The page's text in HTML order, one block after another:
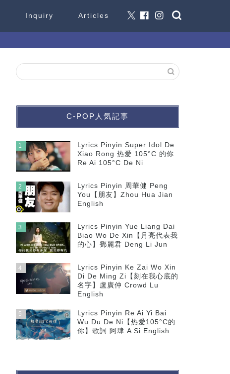
Inquiry Articles
C-POP人気記事
1
Lyrics Pinyin Super Idol De
Xiao Rong 热爱 105°C 的你
Re Ai 105°C De Ni
2
Lyrics Pinyin 周華健 Peng
You【朋友】Zhou Hua Jian
English
3
Lyrics Pinyin Yue Liang Dai
Biao Wo De Xin【月亮代表我
的心】鄧麗君 Deng Li Jun
4
Lyrics Pinyin Ke Zai Wo Xin
Di De Ming Zi【刻在我心底的
名字】盧廣仲 Crowd Lu
English
5
Lyrics Pinyin Re Ai Yi Bai
Wu Du De Ni【热爱105°C的
你】歌詞 阿肆 A Si English